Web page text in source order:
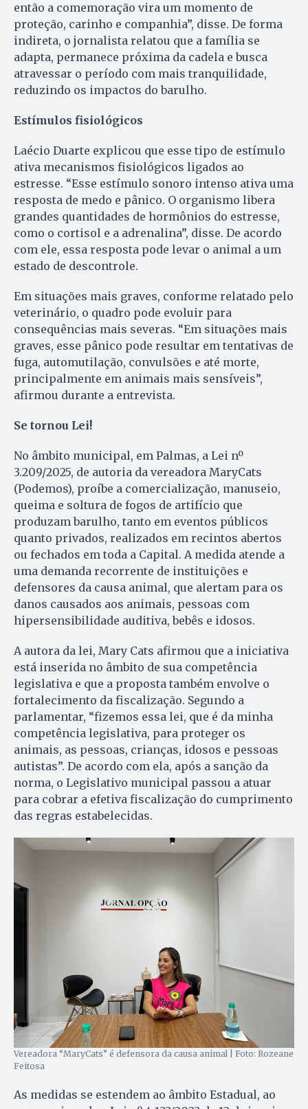
então a comemoração vira um momento de
proteção, carinho e companhia”, disse. De forma
indireta, o jornalista relatou que a família se
adapta, permanece próxima da cadela e busca
atravessar o período com mais tranquilidade,
reduzindo os impactos do barulho.
Estímulos fisiológicos
Laécio Duarte explicou que esse tipo de estímulo
ativa mecanismos fisiológicos ligados ao
estresse. “Esse estímulo sonoro intenso ativa uma
resposta de medo e pânico. O organismo libera
grandes quantidades de hormônios do estresse,
como o cortisol e a adrenalina”, disse. De acordo
com ele, essa resposta pode levar o animal a um
estado de descontrole.
Em situações mais graves, conforme relatado pelo
veterinário, o quadro pode evoluir para
consequências mais severas. “Em situações mais
graves, esse pânico pode resultar em tentativas de
fuga, automutilação, convulsões e até morte,
principalmente em animais mais sensíveis”,
afirmou durante a entrevista.
Se tornou Lei!
No âmbito municipal, em Palmas, a Lei nº
3.209/2025, de autoria da vereadora MaryCats
(Podemos), proíbe a comercialização, manuseio,
queima e soltura de fogos de artifício que
produzam barulho, tanto em eventos públicos
quanto privados, realizados em recintos abertos
ou fechados em toda a Capital. A medida atende a
uma demanda recorrente de instituições e
defensores da causa animal, que alertam para os
danos causados aos animais, pessoas com
hipersensibilidade auditiva, bebês e idosos.
A autora da lei, Mary Cats afirmou que a iniciativa
está inserida no âmbito de sua competência
legislativa e que a proposta também envolve o
fortalecimento da fiscalização. Segundo a
parlamentar, “fizemos essa lei, que é da minha
competência legislativa, para proteger os
animais, as pessoas, crianças, idosos e pessoas
autistas”. De acordo com ela, após a sanção da
norma, o Legislativo municipal passou a atuar
para cobrar a efetiva fiscalização do cumprimento
das regras estabelecidas.
Vereadora “MaryCats” é defensora da causa animal | Foto: Rozeane
Feitosa
As medidas se estendem ao âmbito Estadual, ao